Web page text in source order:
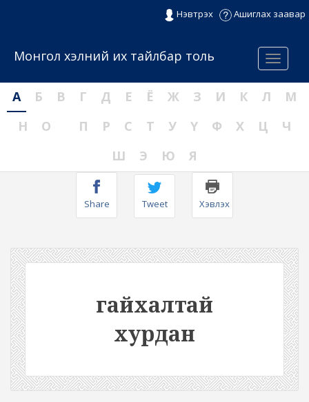
Нэвтрэх Ашиглах заавар
Menu
Монгол хэлний их тайлбар толь
А Б В Г Д Е Ё Ж З И К Л
М
Н
О П Р С Т У Ү Ф Х Ц
Ч
Ш
Э Ю Я
Share Tweet Хэвлэх
гайхалтай
хурдан